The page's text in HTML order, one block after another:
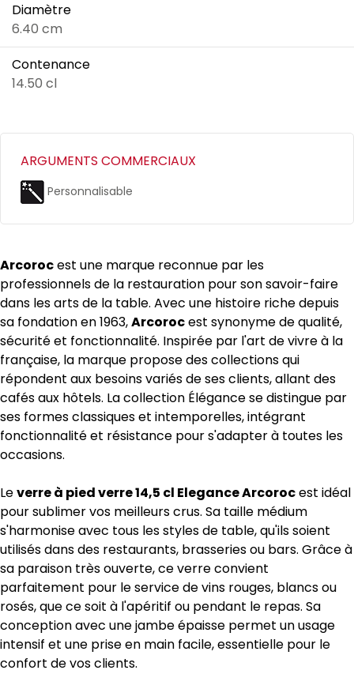
Diamètre
6.40 cm
Contenance
14.50 cl
ARGUMENTS COMMERCIAUX
Personnalisable
Arcorocest une marque reconnue par les
professionnels de la restauration pour son savoir-faire
dans les arts de la table. Avec une histoire riche depuis
sa fondation en 1963,Arcorocest synonyme de qualité,
sécurité et fonctionnalité. Inspirée par l'art de vivre à la
française, la marque propose des collections qui
répondent aux besoins variés de ses clients, allant des
cafés aux hôtels. La collection Élégance se distingue par
ses formes classiques et intemporelles, intégrant
fonctionnalité et résistance pour s'adapter à toutes les
occasions.
Leverre à pied verre 14,5 cl Elegance Arcorocest idéal
pour sublimer vos meilleurs crus. Sa taille médium
s'harmonise avec tous les styles de table, qu'ils soient
utilisés dans des restaurants, brasseries ou bars. Grâce à
sa paraison très ouverte, ce verre convient
parfaitement pour le service de vins rouges, blancs ou
rosés, que ce soit à l'apéritif ou pendant le repas. Sa
conception avec une jambe épaisse permet un usage
intensif et une prise en main facile, essentielle pour le
confort de vos clients.